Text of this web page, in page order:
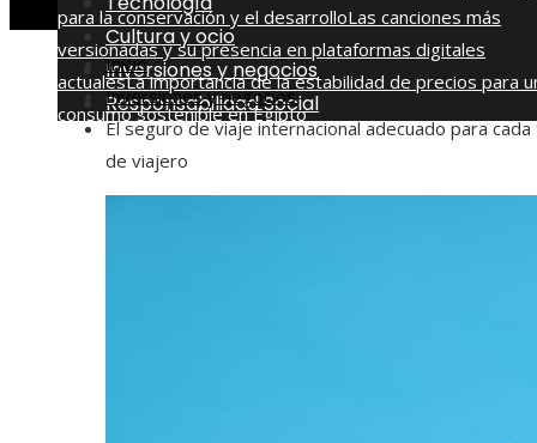
para la conservación y el desarrolloLas canciones más
versionadas y su presencia en plataformas digitales
actualesLa importancia de la estabilidad de precios para
consumo sostenible en Egipto
jueves, agosto 6
Cultura y ocio
Inversiones y negocios
Responsabilidad Social
Inicio
Inversiones y negocios
El seguro de viaje internacional adecuado para
de viajero